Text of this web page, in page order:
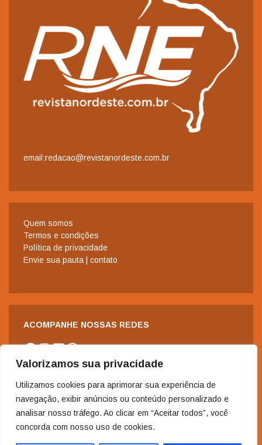
Valorizamos sua privacidade
Utilizamos cookies para aprimorar sua experiência de
navegação, exibir anúncios ou conteúdo personalizado e
analisar nosso tráfego. Ao clicar em “Aceitar todos”, você
concorda com nosso uso de cookies.
email:redacao@revistanordeste.com.br
Quem somos
Termos e condições
Política de privacidade
Envie sua pauta | contato
ACOMPANHE NOSSAS REDES
Facebook
Instagram
LinkedIn
WhatsApp